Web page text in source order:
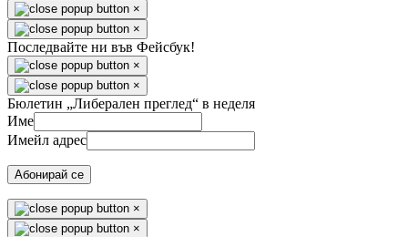
×
×
Последвайте ни във Фейсбук!
×
×
Бюлетин „Либерален преглед“ в неделя
Име
Имейл адрес
Абонирай се
×
×